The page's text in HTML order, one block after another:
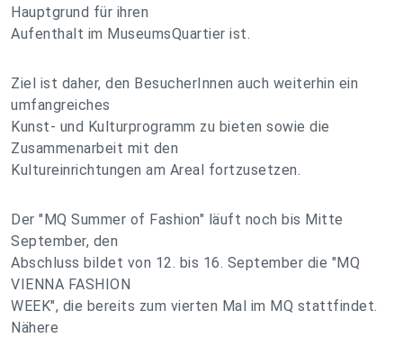
Hauptgrund für ihren
Aufenthalt im MuseumsQuartier ist.
Ziel ist daher, den BesucherInnen auch weiterhin ein
umfangreiches
Kunst- und Kulturprogramm zu bieten sowie die
Zusammenarbeit mit den
Kultureinrichtungen am Areal fortzusetzen.
Der "MQ Summer of Fashion" läuft noch bis Mitte
September, den
Abschluss bildet von 12. bis 16. September die "MQ
VIENNA FASHION
WEEK", die bereits zum vierten Mal im MQ stattfindet.
Nähere